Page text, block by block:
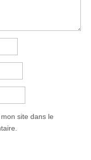
site dans le